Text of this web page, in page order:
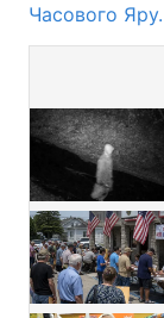
Часового Яру.